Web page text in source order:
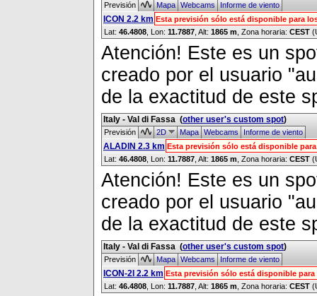
Previsión MapaWebcamsInforme de viento
ICON 2.2 km Esta previsión sólo está disponible para
Lat: 46.4808 , Lon: 11.7887 Alt: 1865 m , Zona horaria: CEST
Atención! Este es un
creado por el usuario
de la exactitud de este
Italy - Val di Fassa (other user's custom spot)
Previsión 2D MapaWebcamsInforme de viento
ALADIN 2.3 km Esta previsión sólo está disponible
Lat: 46.4808 , Lon: 11.7887 Alt: 1865 m , Zona horaria: CEST
Atención! Este es un
creado por el usuario
de la exactitud de este
Italy - Val di Fassa (other user's custom spot)
Previsión MapaWebcamsInforme de viento
ICON-2I 2.2 km Esta previsión sólo está disponible
Lat: 46.4808 , Lon: 11.7887 Alt: 1865 m , Zona horaria: CEST